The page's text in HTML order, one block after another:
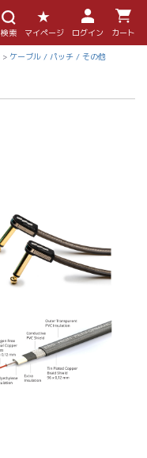
検索 マイページ ログイン カート
ケーブル / パッチ / その他